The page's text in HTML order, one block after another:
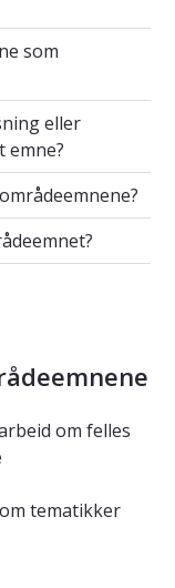
som
som
eller
eller
emne?
i
om felles
tematikker